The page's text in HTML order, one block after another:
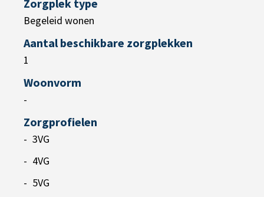
Zorgplek type
Begeleid wonen
Aantal beschikbare zorgplekken
1
Woonvorm
-
Zorgprofielen
3VG
4VG
5VG